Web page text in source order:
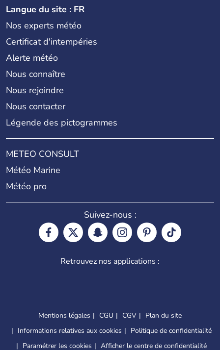
Langue du site : FR
Nos experts météo
Certificat d'intempéries
Alerte météo
Nous connaître
Nous rejoindre
Nous contacter
Légende des pictogrammes
METEO CONSULT
Météo Marine
Météo pro
Suivez-nous :
Retrouvez nos applications :
Mentions légales CGU CGV
Plan du site
Informations relatives aux cookies
Politique de confidentialité
Paramétrer les cookies
Afficher le centre de confidentialité